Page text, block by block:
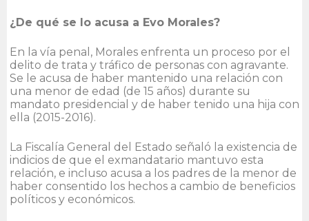
¿De qué se lo acusa a Evo Morales?
En la vía penal, Morales enfrenta un proceso por el
delito de trata y tráfico de personas con agravante.
Se le acusa de haber mantenido una relación con
una menor de edad (de 15 años) durante su
mandato presidencial y de haber tenido una hija con
ella (2015-2016).
La Fiscalía General del Estado señaló la existencia de
indicios de que el exmandatario mantuvo esta
relación, e incluso acusa a los padres de la menor de
haber consentido los hechos a cambio de beneficios
políticos y económicos.